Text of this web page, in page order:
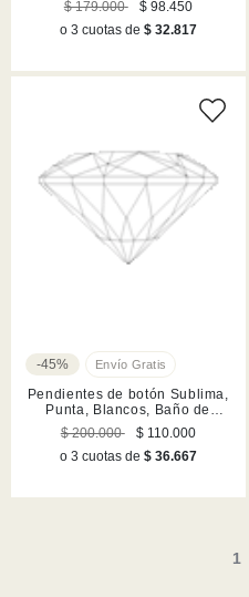
$ 179.000
$ 98.450
o 3 cuotas de $ 32.817
-45%
Pendientes de botón Sublima,
Punta, Blancos, Baño de
rutenio
$ 200.000
$ 110.000
o 3 cuotas de $ 36.667
1